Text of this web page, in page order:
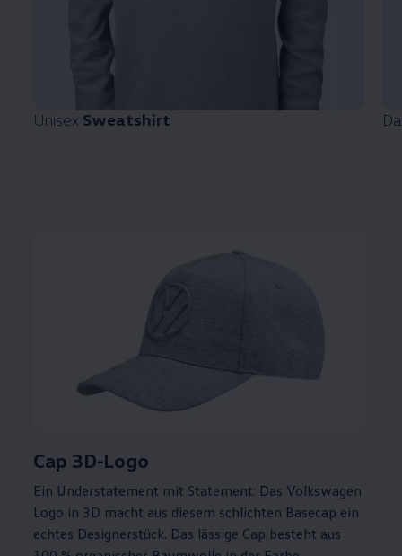
Unisex Sweatshirt
Cap 3D-Logo
Ein Understatement mit Statement: Das Volkswagen
Logo in 3D macht aus diesem schlichten Basecap ein
echtes Designerstück. Das lässige Cap besteht aus